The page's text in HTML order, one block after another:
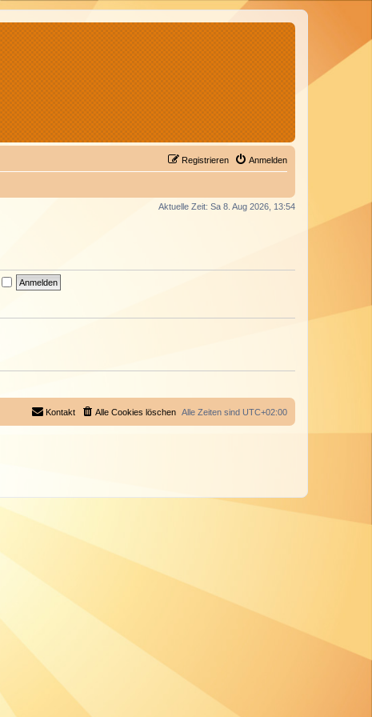
Anmelden
Registrieren
Aktuelle Zeit: Sa 8. Aug 2026, 13:54
Alle Zeiten sind UTC+02:00
Alle Cookies löschen
Kontakt